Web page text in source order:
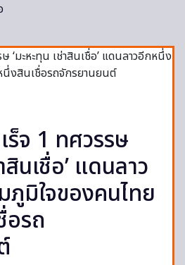
ร็จ 1 ทศวรรษ
สินเชื่อ’ แดนลาว
มิใจของคนไทย
อรถ